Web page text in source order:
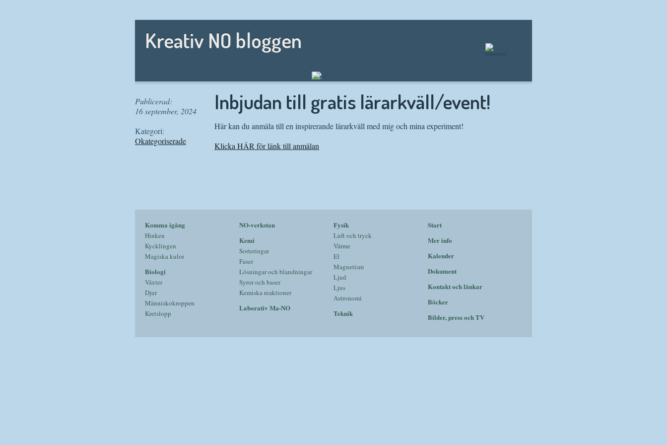
Kreativ NO bloggen
Publicerad:
16 september, 2024
Kategori:
Okategoriserade
Inbjudan till gratis lärarkväll/event!
Här kan du anmäla till en inspirerande lärarkväll med mig och mina experiment!
Klicka HÄR för länk till anmälan
Komma igång
Hinken
Kycklingen
Magiska kulor
Biologi
Växter
Djur
Människokroppen
Kretslopp
NO-verkstan
Kemi
Sorteringar
Faser
Lösningar och blandningar
Syror och baser
Kemiska reaktioner
Laborativ Ma-NO
Fysik
Luft och tryck
Värme
El
Magnetism
Ljud
Ljus
Astronomi
Teknik
Start
Mer info
Kalender
Dokument
Kontakt och länkar
Böcker
Bilder, press och TV